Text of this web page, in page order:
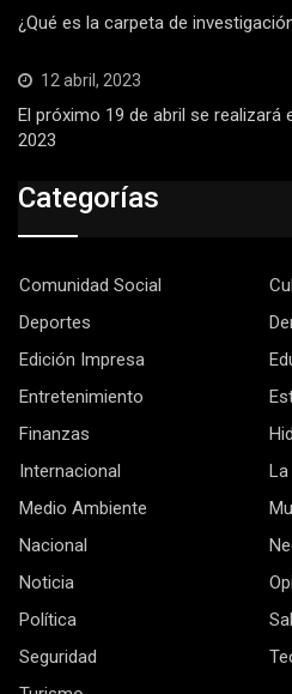
¿Qué es la carpeta de
12 abril, 2023
El próximo 19 de abril se realizará
2023
Categorías
Comunidad Social
Deportes
Edición Impresa
Entretenimiento
Finanzas
Internacional
Medio Ambiente
Nacional
Noticia
Política
Seguridad